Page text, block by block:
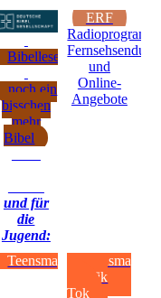
Bibellesepläne
noch ein
bisschen
mehr
Bibel
und für
die
Jugend:
ERF
und
Online-
Angebote
Teensmag
Teensmag
auf Tik
Tok